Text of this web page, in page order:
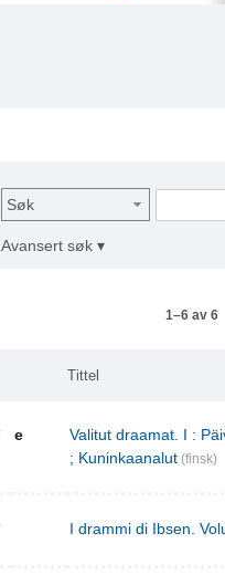
Søk
Avansert søk ▾
1–6 av 6
Tittel
e
Valitut draamat. I :
; Kuninkaanalut (finsk)
I drammi di Ibsen.